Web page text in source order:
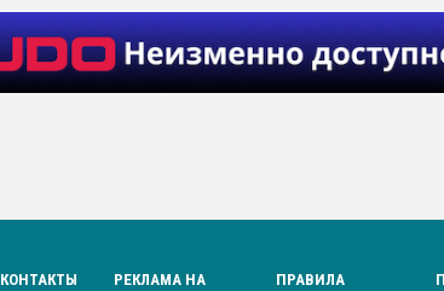
КОНТАКТЫ
РЕКЛАМА НА
ПРАВИЛА